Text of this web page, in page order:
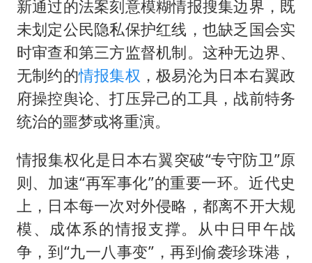
新通过的法案刻意模糊情报搜集边界，既
未划定公民隐私保护红线，也缺乏国会实
时审查和第三方监督机制。这种无边界、
无制约的情报集权 ，极易沦为日本右翼政
府操控舆论、打压异己的工具，战前特务
统治的噩梦或将重演。
情报集权化是日本右翼突破“专守防卫”原
则、加速“再军事化”的重要一环。近代史
上，日本每一次对外侵略，都离不开大规
模、成体系的情报支撑。从中日甲午战
争，到“九一八事变”，再到偷袭珍珠港，